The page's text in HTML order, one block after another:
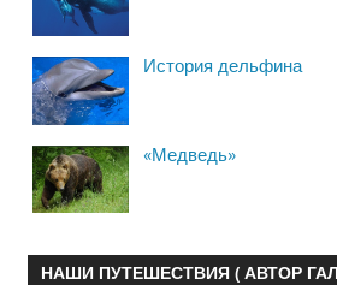
История дельфина
«Медведь»
НАШИ ПУТЕШЕСТВИЯ ( АВТОР